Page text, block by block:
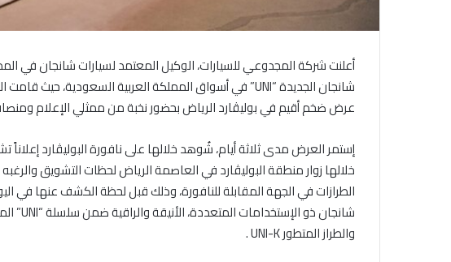
أعلنت شركة المجدوعي للسيارات، الوكيل المعتمد لسيارات شانجان في
عرض ضخم أقيم في بوليڤارد الرياض بحضور نخبة من ممثلي الإعلام
إستمر العرض مدى ثلاثة أيام، شُوهد خلالها على نافورة البوليڤارد
خلالها زوار منطقة البوليڤارد في العاصمة الرياض لحظات التشويق
الطرازات في الجهة المقابلة للنافورة، وذلك قبل لحظة الكشف عنها في
والطراز المتطور UNI-K .